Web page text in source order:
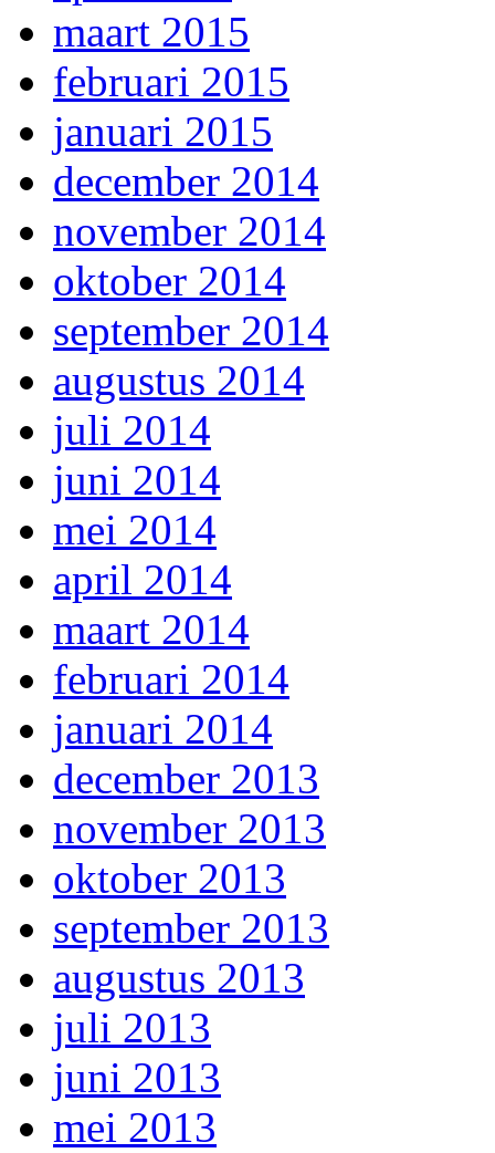
maart 2015
februari 2015
januari 2015
december 2014
november 2014
oktober 2014
september 2014
augustus 2014
juli 2014
juni 2014
mei 2014
april 2014
maart 2014
februari 2014
januari 2014
december 2013
november 2013
oktober 2013
september 2013
augustus 2013
juli 2013
juni 2013
mei 2013